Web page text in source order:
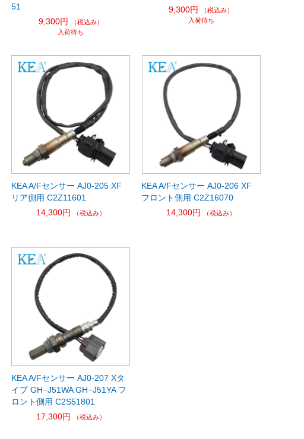
51
9,300円
（税込み）
入荷待ち
9,300円
（税込み）
入荷待ち
KEA A/Fセンサー AJ0-205 XF
リア側用 C2Z11601
14,300円
（税込み）
KEA A/Fセンサー AJ0-206 XF
フロント側用 C2Z16070
14,300円
（税込み）
KEA A/Fセンサー AJ0-207 Xタ
イプ GH−J51WA GH−J51YA フ
ロント側用 C2S51801
17,300円
（税込み）